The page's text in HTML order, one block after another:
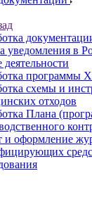
уведомления в
деятельности
программы
схемы и
отходов
Плана
и оформление